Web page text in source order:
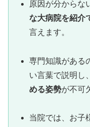
原因が分からな
な大病院を紹介
言えます。
専門知識がある
い言葉で説明し、
める姿勢が不可
当院では、お子